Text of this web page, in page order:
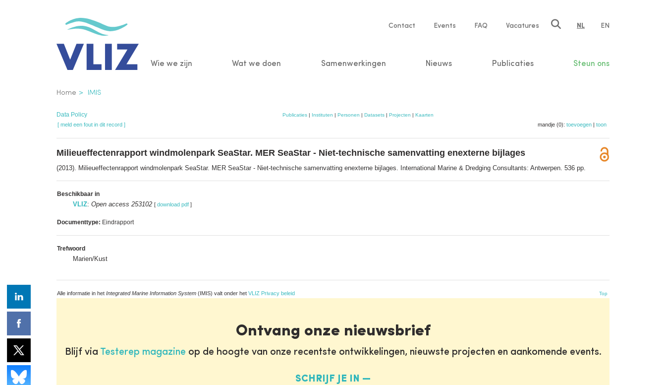
Service
Contact Events FAQ Vacatures NL EN
Main
Wie we zijn Wat we doen Samenwerkingen Nieuws Publicaties Steun ons
Kruimelpad
Home IMIS
Data Policy Publicaties| Instituten | Personen | Datasets| Projecten | Kaarten
[ meld een fout in dit record ] mandje (0): toevoegen | toon
Milieueffectenrapport windmolenpark SeaStar. MER SeaStar - Niet-technische samenvatting enexterne bijlages
(2013). Milieueffectenrapport windmolenpark SeaStar. MER SeaStar - Niet-technische samenvatting enexterne bijlages. International Marine & Dredging Consultants: Antwerpen. 536 pp.
Beschikbaar in
VLIZ: Open access 253102 [ download pdf ]
Documenttype: Eindrapport
Trefwoord
Marien/Kust
Alle informatie in het Integrated Marine Information System (IMIS) valt onder het VLIZ Privacy beleid Top
Ontvang onze nieuwsbrief
Blijf via Testerep magazine op de hoogte van onze recentste ontwikkelingen, nieuwste projecten en aankomende events.
SCHRIJF JE IN